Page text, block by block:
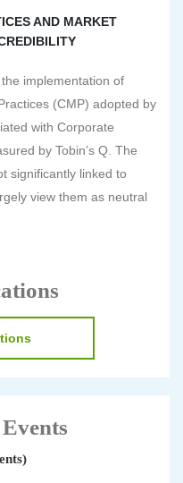
AND MARKET
implementation of
(CMP) adopted by
with Corporate
by Tobin’s Q. The
significantly linked to
view them as neutral